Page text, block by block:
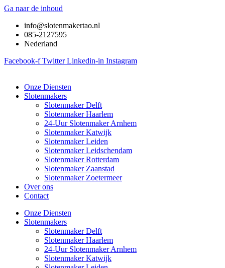
Ga naar de inhoud
info@slotenmakertao.nl
085-2127595
Nederland
Facebook-f Twitter Linkedin-in Instagram
Onze Diensten
Slotenmakers
Slotenmaker Delft
Slotenmaker Haarlem
24-Uur Slotenmaker Arnhem
Slotenmaker Katwijk
Slotenmaker Leiden
Slotenmaker Leidschendam
Slotenmaker Rotterdam
Slotenmaker Zaanstad
Slotenmaker Zoetermeer
Over ons
Contact
Onze Diensten
Slotenmakers
Slotenmaker Delft
Slotenmaker Haarlem
24-Uur Slotenmaker Arnhem
Slotenmaker Katwijk